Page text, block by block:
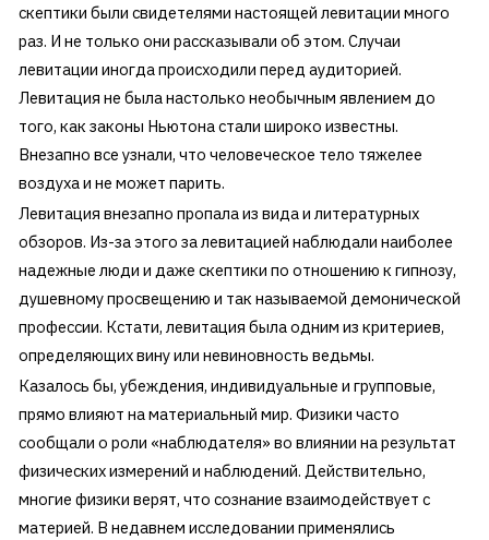
скептики были свидетелями настоящей левитации много
раз. И не только они рассказывали об этом. Случаи
левитации иногда происходили перед аудиторией.
Левитация не была настолько необычным явлением до
того, как законы Ньютона стали широко известны.
Внезапно все узнали, что человеческое тело тяжелее
воздуха и не может парить.
Левитация внезапно пропала из вида и литературных
обзоров. Из-за этого за левитацией наблюдали наиболее
надежные люди и даже скептики по отношению к гипнозу,
душевному просвещению и так называемой демонической
профессии. Кстати, левитация была одним из критериев,
определяющих вину или невиновность ведьмы.
Казалось бы, убеждения, индивидуальные и групповые,
прямо влияют на материальный мир. Физики часто
сообщали о роли «наблюдателя» во влиянии на результат
физических измерений и наблюдений. Действительно,
многие физики верят, что сознание взаимодействует с
материей. В недавнем исследовании применялись